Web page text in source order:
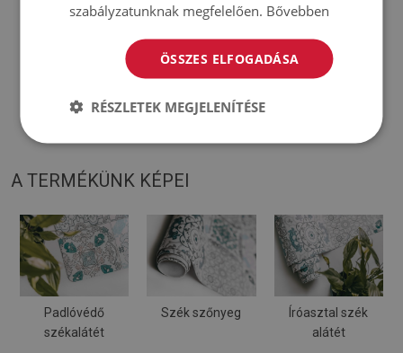
A szőnyegek nem csúszásállóak;
A szőnyegek árnyalatai kissé eltérhetnek a képen láthatótól.
A TERMÉKÜNK KÉPEI
Padlóvédő
székalátét
Szék szőnyeg
Íróasztal szék
alátét
szabályzatunknak megfelelően. Bővebben
ÖSSZES ELFOGADÁSA
RÉSZLETEK MEGJELENÍTÉSE